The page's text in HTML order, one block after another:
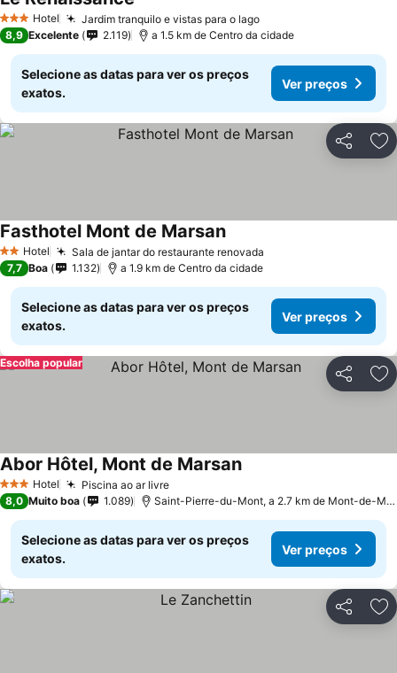
3 EstrelasHotel Jardim tranquilo e vistas para o lagoVer preços
8,9 Excelente 2.119 a 1.5 km de Centro da cidade
Selecione as datas para ver os preços
exatos.
Ver preços
Partilhar
2 Estrelas
Hotel Sala de jantar do restaurante renovada
Fasthotel Mont de MarsanVer preços
7,7 Boa 1.132 a 1.9 km de Centro da cidade
Selecione as datas para ver os preços
exatos.
Ver preços
Partilhar
Escolha popular
3 EstrelasHotel Piscina ao ar livreVer preços
Abor Hôtel, Mont de MarsanVer preços
8,0 Muito boa 1.089 Saint-Pierre-du-Mont, a 2.7 km de Mont-de-
Selecione as datas para ver os preços
exatos.
Ver preços
Partilhar